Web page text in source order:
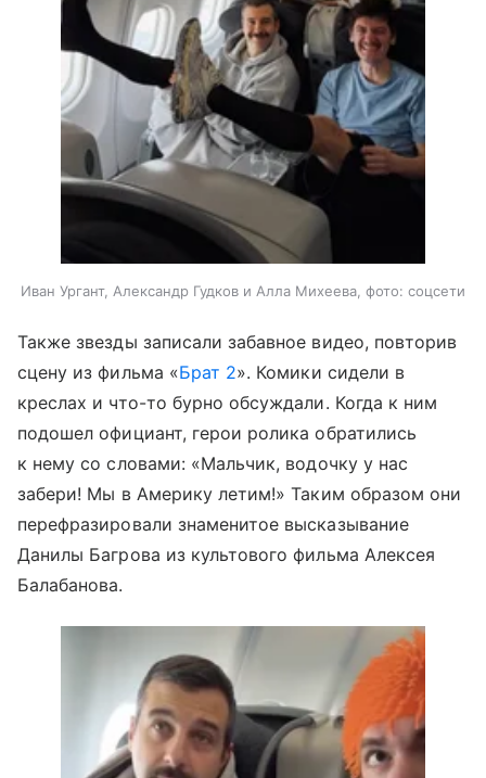
Иван Ургант, Александр Гудков и Алла Михеева, фото: соцсети
Также звезды записали забавное видео, повторив
сцену из фильма «Брат 2». Комики сидели в
креслах и что-то бурно обсуждали. Когда к ним
подошел официант, герои ролика обратились
к нему со словами: «Мальчик, водочку у нас
забери! Мы в Америку летим!» Таким образом они
перефразировали знаменитое высказывание
Данилы Багрова из культового фильма Алексея
Балабанова.